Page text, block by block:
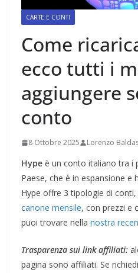
CARTE E CONTI
Come
ecco tutti i
aggiungere
conto
8 Ottobre 2025 Lorenzo
Hype è un conto italiano tra i
Paese, che è in espansione e
Hype offre 3 tipologie di conti,
canone mensile, con prezzi e
puoi trovare nella nostra
Trasparenza sui link affiliati:
pagina sono affiliati. Se